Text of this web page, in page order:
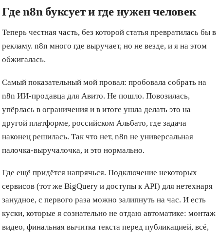
Где n8n буксует и где нужен человек
Теперь честная часть, без которой статья превратилась бы в
рекламу. n8n много где выручает, но не везде, и я на этом
обжигалась.
Самый показательный мой провал: пробовала собрать на
n8n ИИ-продавца для Авито. Не пошло. Повозилась,
упёрлась в ограничения и в итоге ушла делать это на
другой платформе, российском Альбато, где задача
наконец решилась. Так что нет, n8n не универсальная
палочка-выручалочка, и это нормально.
Где ещё придётся напрячься. Подключение некоторых
сервисов (тот же BigQuery и доступы к API) для нетехнаря
занудное, с первого раза можно залипнуть на час. И есть
куски, которые я сознательно не отдаю автоматике: монтаж
видео, финальная вычитка текста перед публикацией, всё,